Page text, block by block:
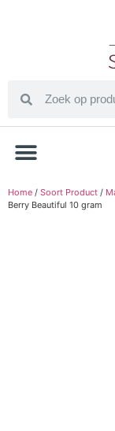
Home / Soort Product /
Berry Beautiful 10 gram